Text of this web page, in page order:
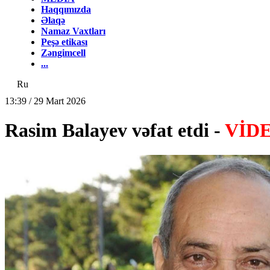
Haqqımızda
Əlaqə
Namaz Vaxtları
Peşə etikası
Zəngimcell
...
Ru
13:39 / 29 Mart 2026
Rasim Balayev vəfat etdi -